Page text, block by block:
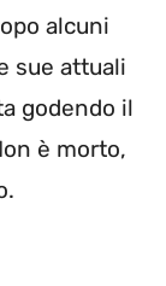
alcuni
sue attuali
godendo il
è morto,